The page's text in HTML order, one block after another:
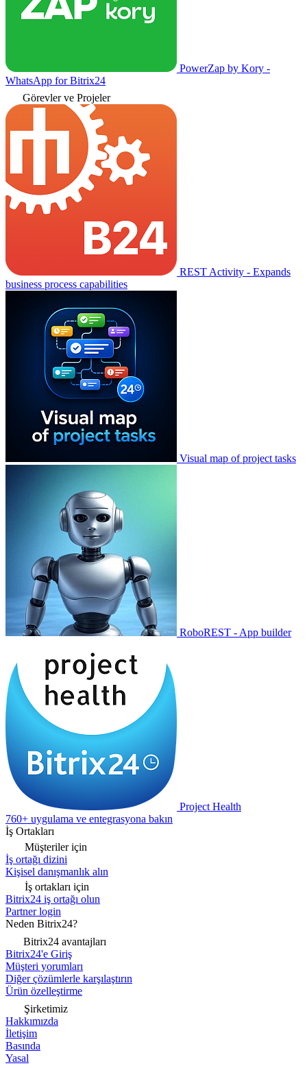
PowerZap by Kory -
WhatsApp for Bitrix24
Görevler ve Projeler
REST Activity - Expands
business process capabilities
Visual map of project tasks
RoboREST - App builder
Project Health
760+ uygulama ve entegrasyona bakın
İş Ortakları
Müşteriler için
İş ortağı dizini
Kişisel danışmanlık alın
İş ortakları için
Bitrix24 iş ortağı olun
Partner login
Neden Bitrix24?
Bitrix24 avantajları
Bitrix24'e Giriş
Müşteri yorumları
Diğer çözümlerle karşılaştırın
Ürün özelleştirme
Şirketimiz
Hakkımızda
İletişim
Basında
Yasal